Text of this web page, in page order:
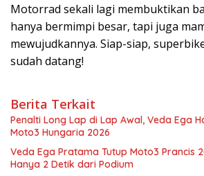
Motorrad sekali lagi membuktikan
hanya bermimpi besar, tapi juga
mewujudkannya. Siap-siap,
sudah datang!
Berita Terkait
Penalti Long Lap di Lap Awal, Veda Ega
Moto3 Hungaria 2026
Veda Ega Pratama Tutup Moto3 Prancis
Hanya 2 Detik dari Podium